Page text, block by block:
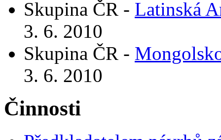
Skupina ČR - Latinská
3. 6. 2010
Skupina ČR -
3. 6. 2010
Činnosti